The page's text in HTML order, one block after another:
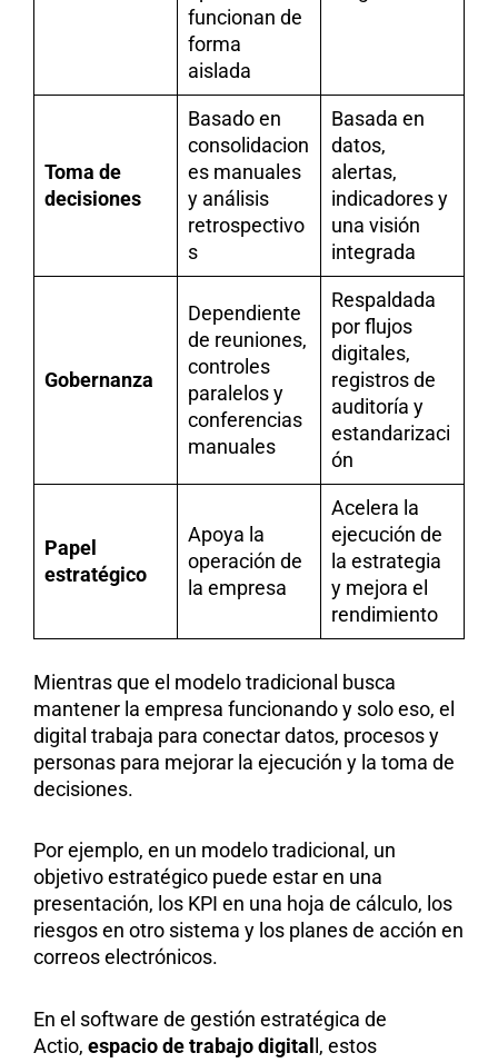
funcionan de
forma
aislada
Toma de
decisiones
Basado en
consolidacion
es manuales
y análisis
retrospectivo
s
Basada en
datos,
alertas,
indicadores y
una visión
integrada
Gobernanza
Dependiente
de reuniones,
controles
paralelos y
conferencias
manuales
Respaldada
por flujos
digitales,
registros de
auditoría y
estandarizaci
ón
Papel
estratégico
Apoya la
operación de
la empresa
Acelera la
ejecución de
la estrategia
y mejora el
rendimiento
Mientras que el modelo tradicional busca
mantener la empresa funcionando y solo eso, el
digital trabaja para conectar datos, procesos y
personas para mejorar la ejecución y la toma de
decisiones.
Por ejemplo, en un modelo tradicional, un
objetivo estratégico puede estar en una
presentación, los KPI en una hoja de cálculo, los
riesgos en otro sistema y los planes de acción en
correos electrónicos.
En el software de gestión estratégica de
Actio, espacio de trabajo digitall, estos